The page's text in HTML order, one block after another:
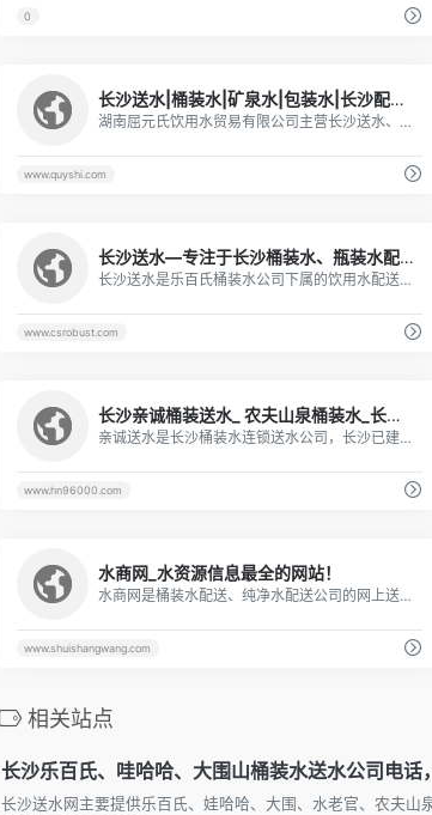
0
长沙送水|桶装水|矿泉水|包装水|长沙配送订水电话:0731-88818168_湖南屈元氏饮用水贸易有限公司
湖南屈元氏饮用水贸易有限公司主营长沙送水、订水热线电话：073188818168，长沙市天心区、岳麓区、开福区、雨花区、长沙县、望城区、芙蓉区各区域均有订水配送水的网点，主要有经营产品有屈元氏桶装水、矿泉水、包装水，只要一个电话，我们将1小时内送水上门。
www.quyshi.com
长沙送水—专注于长沙桶装水、瓶装水配送、送水电话13080548782
长沙送水是乐百氏桶装水公司下属的饮用水配送部门，公司联合长沙320个配送网点。实现长沙桶装水配送就近安排、快速送达的效率。
www.csrobust.com
长沙亲诚桶装送水_ 农夫山泉桶装水_长沙桶装水送水配送公司电话：96000长沙亲诚送桶装水 附近桶装水店 品牌桶装水 订桶装水 桶装水品牌 长沙桶装水品牌,长沙桶装饮用水批发 长沙饮用水业专业桶装水配送,现有桶装水,长沙桶装水,长沙桶装饮用水批发等服务
亲诚送水是长沙桶装水连锁送水公司，长沙已建有80家配送站点，送水覆盖全长沙。主要配送品牌有：农夫山泉桶装水、乐百氏桶装水、娃哈哈桶装水、一方人桶装水、水老官桶装水、怡宝桶装水、大围怡绝桶装水、亲诚送水致力为长沙市民喝到放心、健康的好水
www.hn96000.com
水商网_水资源信息最全的网站！
水商网是桶装水配送、纯净水配送公司的网上送水资源电话提供平台,这里有您附近的桶装水水站电话和桶装水价格等信息,是您查找本地桶装水送水站,送水公司的专业平台。
www.shuishangwang.com
相关站点
长沙乐百氏、哇哈哈、大围山桶装水送水公司电话
长沙送水网主要提供乐百氏、娃哈哈、大围、水老官、农夫